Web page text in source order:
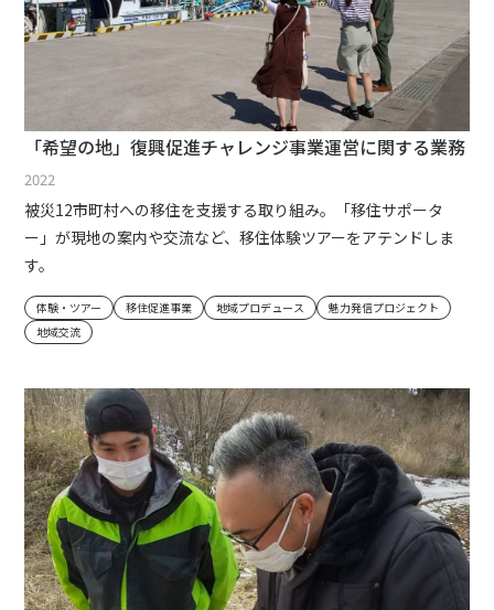
「希望の地」復興促進チャレンジ事業運営に関する業務
2022
被災12市町村への移住を支援する取り組み。「移住サポータ
ー」が現地の案内や交流など、移住体験ツアーをアテンドしま
す。
体験・ツアー 移住促進事業 地域プロデュース
魅力発信プロジェクト
地域交流